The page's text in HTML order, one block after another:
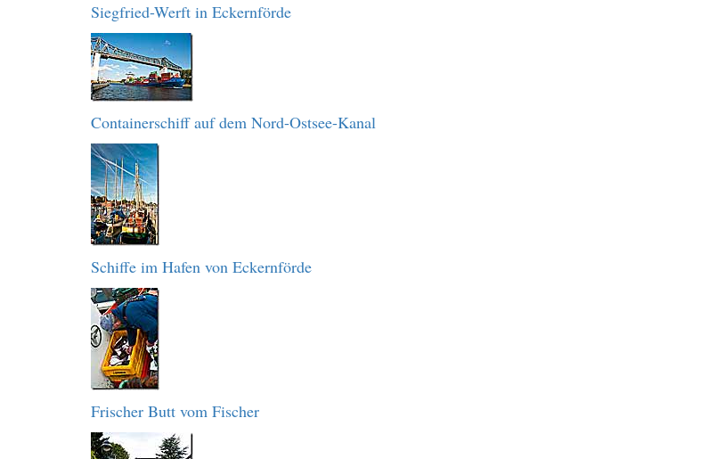
Siegfried-Werft in Eckernförde
Containerschiff auf dem Nord-Ostsee-Kanal
Schiffe im Hafen von Eckernförde
Frischer Butt vom Fischer